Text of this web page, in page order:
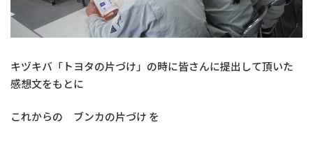
キヅキバ「トヨタの片づけ」の時に皆さんに提出して頂いた
感想文をもとに
これからの ブンカの片づけ を